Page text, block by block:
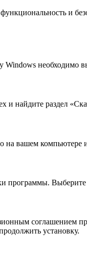
и
Windows необходимо
найдите раздел
на вашем
программы.
соглашением
установку.